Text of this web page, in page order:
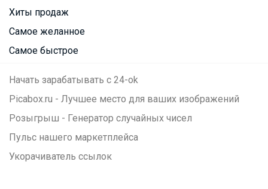
Хиты продаж
Самое желанное
Самое быстрое
Начать зарабатывать с 24-ok
Picabox.ru - Лучшее место для ваших изображений
Розыгрыш - Генератор случайных чисел
Пульс нашего маркетплейса
Укорачиватель ссылок